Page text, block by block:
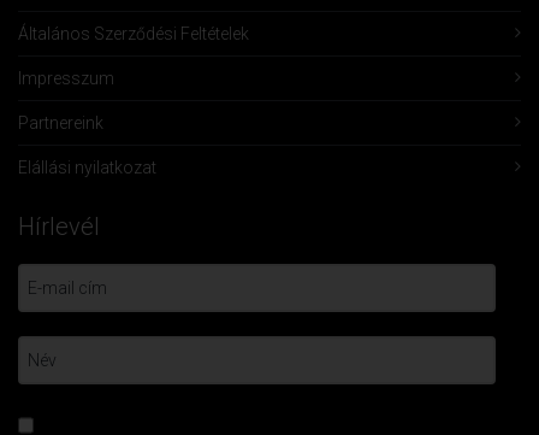
Általános Szerződési Feltételek
Impresszum
Partnereink
Elállási nyilatkozat
Hírlevél